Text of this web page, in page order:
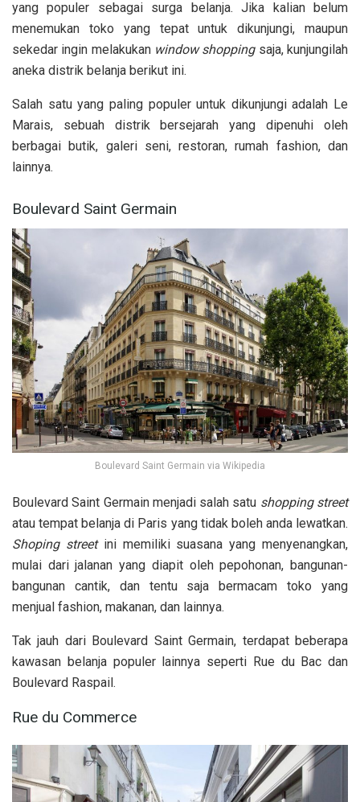
yang populer sebagai surga belanja. Jika kalian belum
menemukan toko yang tepat untuk dikunjungi, maupun
sekedar ingin melakukan window shoppingsaja, kunjungilah
aneka distrik belanja berikut ini.
Salah satu yang paling populer untuk dikunjungi adalah Le
Marais, sebuah distrik bersejarah yang dipenuhi oleh
berbagai butik, galeri seni, restoran, rumah fashion, dan
lainnya.
Boulevard Saint Germain
Boulevard Saint Germain via Wikipedia
Boulevard Saint Germain menjadi salah satu shopping street
atau tempat belanja di Paris yang tidak boleh anda lewatkan.
Shoping streetini memiliki suasana yang menyenangkan,
mulai dari jalanan yang diapit oleh pepohonan, bangunan-
bangunan cantik, dan tentu saja bermacam toko yang
menjual fashion, makanan, dan lainnya.
Tak jauh dari Boulevard Saint Germain, terdapat beberapa
kawasan belanja populer lainnya seperti Rue du Bac dan
Boulevard Raspail.
Rue du Commerce